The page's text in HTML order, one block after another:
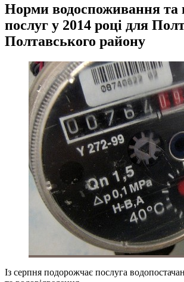
Норми водоспоживання та
послуг у 2014 році для
Полтавського району
Із серпня подорожчає послуга